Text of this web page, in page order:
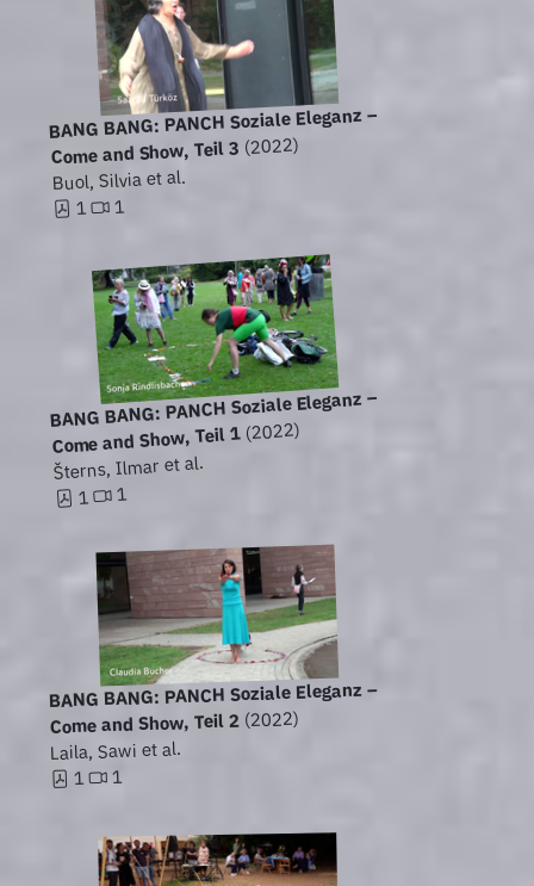
BANG BANG: PANCH Soziale Eleganz –
Come and Show, Teil 3 (2022)
Buol, Silvia et al.
1 1
BANG BANG: PANCH Soziale Eleganz –
Come and Show, Teil 1(2022)
Šterns, Ilmar et al.
1 1
BANG BANG: PANCH Soziale Eleganz –
Come and Show, Teil 2(2022)
Laila, Sawi et al.
1 1